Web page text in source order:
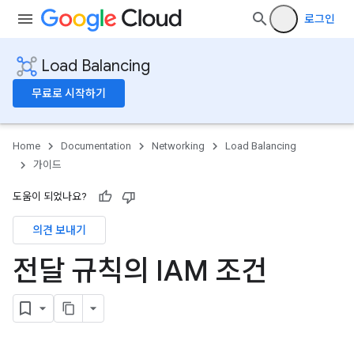
로그인
Load Balancing
무료로 시작하기
Home Documentation Networking
Load Balancing
가이드
도움이 되었나요?
의견 보내기
전달 규칙의 IAM 조건